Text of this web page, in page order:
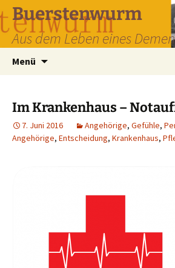
Zum
Inhalt
springen
Buerstenwurm
Aus dem Leben eines
Menü
Im Krankenhaus –
7. Juni 2016 Angehörige, Gefühle,
Angehörige, Entscheidung, Krankenhaus,